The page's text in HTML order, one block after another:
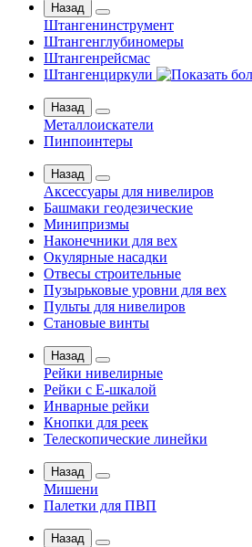
Назад
Штангенинструмент
Штангенглубиномеры
Штангенрейсмас
Штангенциркули
Назад
Металлоискатели
Пинпоинтеры
Назад
Аксессуары для нивелиров
Башмаки геодезические
Минипризмы
Наконечники для вех
Окулярные насадки
Отвесы строительные
Пузырьковые уровни для вех
Пульты для нивелиров
Становые винты
Назад
Рейки нивелирные
Рейки с Е-шкалой
Инварные рейки
Кнопки для реек
Телескопические линейки
Назад
Мишени
Палетки для ПВП
Назад